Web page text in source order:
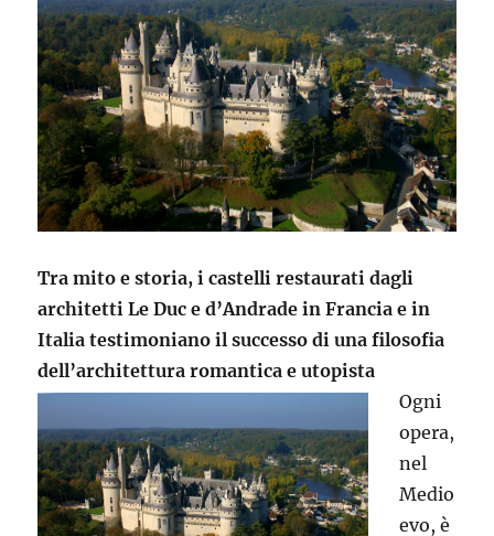
Tra mito e storia, i castelli restaurati dagli
architetti Le Duc e d’Andrade in Francia e in
Italia testimoniano il successo di una filosofia
dell’architettura romantica e utopista
Ogni
opera,
nel
Medio
evo, è